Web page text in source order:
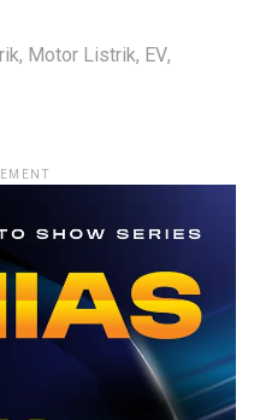
, Motor Listrik, EV,